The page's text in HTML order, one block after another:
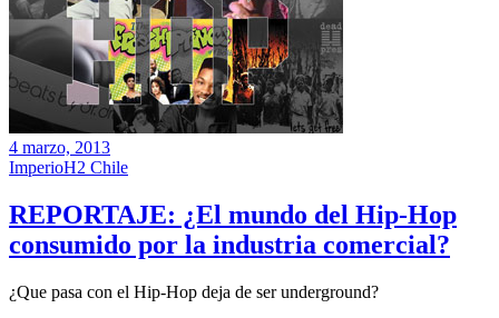
4 marzo, 2013
ImperioH2 Chile
REPORTAJE: ¿El mundo del Hip-Hop
consumido por la industria comercial?
¿Que pasa con el Hip-Hop deja de ser underground?